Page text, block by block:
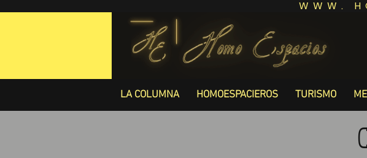
WWW.
LA COLUMNA HOMOESPACIEROS TURISMO